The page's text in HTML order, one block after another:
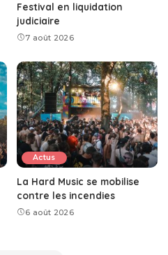
Festival en liquidation
judiciaire
7 août 2026
Actus
La Hard Music se mobilise
contre les incendies
6 août 2026